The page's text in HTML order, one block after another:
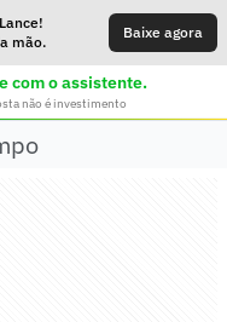
mão.
Baixe agora
com o assistente.
não é investimento